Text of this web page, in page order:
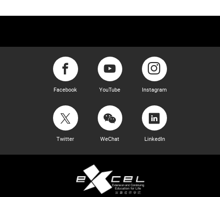
Facebook YouTube Instagram
Twitter WeChat LinkedIn